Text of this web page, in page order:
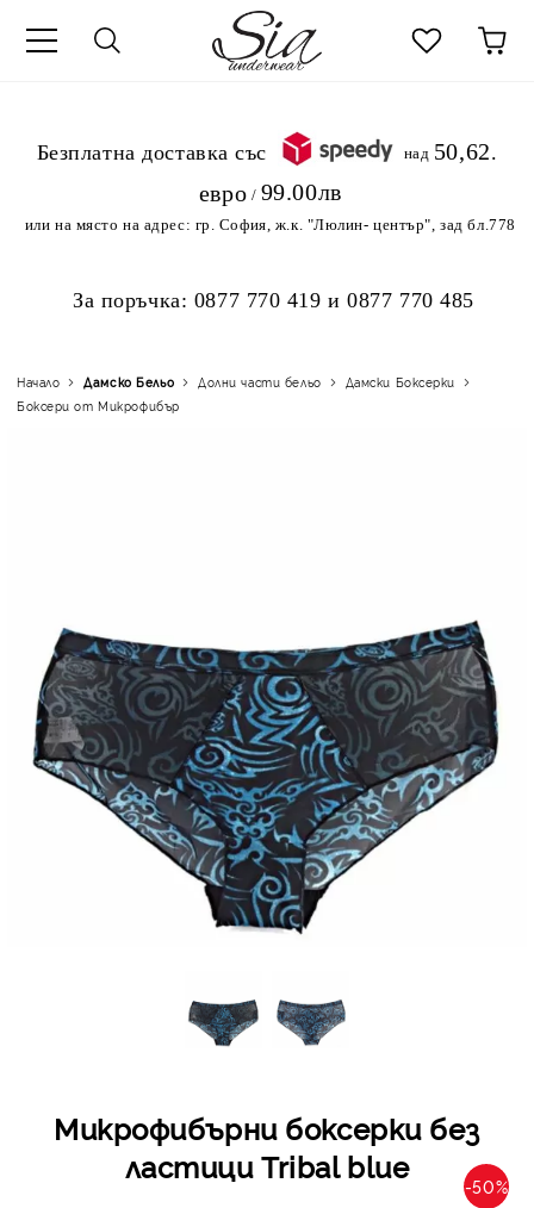
.Безплатна доставка със
над 50,62
евро / 99.00лв
или на място на адрес: гр. София, ж.к. "Люлин- център", зад бл.778
За поръчка: 0877 770 419 и0877 770 485
Начало Дамско Бельо Долни части бельо
Дамски Боксерки
Боксери от Микрофибър
Микрофибърни боксерки без
ластици Tribal blue
-50%